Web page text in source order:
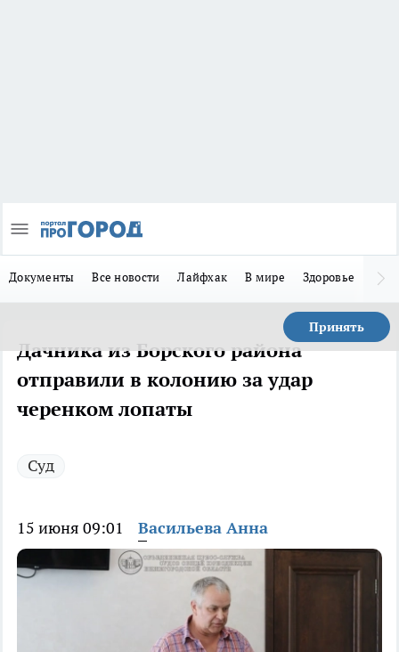
Документы Все новости Лайфхак В мире Здоровье
Принять
Дачника из Борского района
отправили в колонию за удар
черенком лопаты
Суд
15 июня 09:01 Васильева Анна